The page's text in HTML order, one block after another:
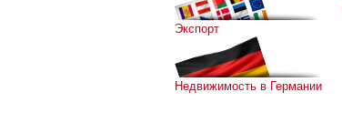
Экспорт
Недвижимость в Германии